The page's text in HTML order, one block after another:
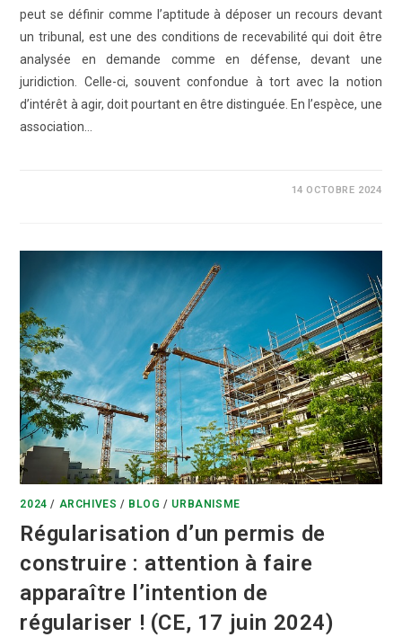
peut se définir comme l’aptitude à déposer un recours devant
un tribunal, est une des conditions de recevabilité qui doit être
analysée en demande comme en défense, devant une
juridiction. Celle-ci, souvent confondue à tort avec la notion
d’intérêt à agir, doit pourtant en être distinguée. En l’espèce, une
association…
14 OCTOBRE 2024
2024 / ARCHIVES / BLOG / URBANISME
Régularisation d’un permis de
construire : attention à faire
apparaître l’intention de
régulariser ! (CE, 17 juin 2024)